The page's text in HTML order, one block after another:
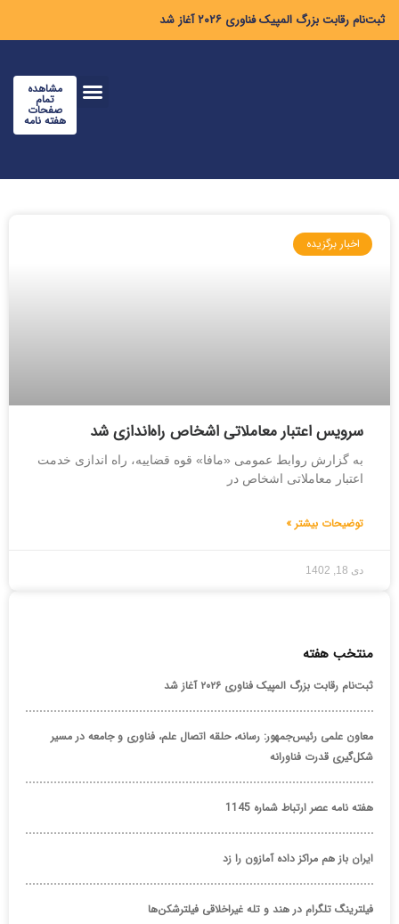
ثبت‌نام رقابت بزرگ المپیک فناوری ۲۰۲۶ آغاز شد
مشاهده
تمام
صفحات
هفته نامه
اخبار برگزیده
سرویس اعتبار معاملاتی اشخاص راه‌اندازی شد
به گزارش روابط عمومی «مافا» قوه قضاییه، راه اندازی خدمت
اعتبار معاملاتی اشخاص در
توضیحات بیشتر »
دی 18, 1402
منتخب هفته
ثبت‌نام رقابت بزرگ المپیک فناوری ۲۰۲۶ آغاز شد
معاون علمی رئیس‌جمهور: رسانه، حلقه اتصال علم، فناوری و جامعه در مسیر
شکل‌گیری قدرت فناورانه
هفته نامه عصر ارتباط شماره 1145
ایران باز هم مراکز داده آمازون را زد
فیلترینگ تلگرام در هند و تله غیراخلاقی فیلترشکن‌ها